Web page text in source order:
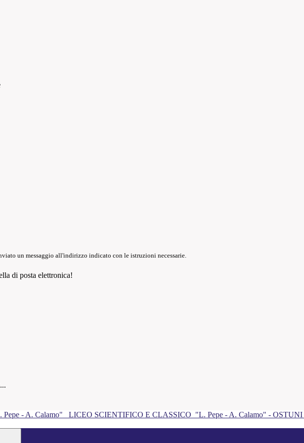
un messaggio all'indirizzo indicato con le istruzioni necessarie.
di posta elettronica!
LICEO SCIENTIFICO E CLASSICO "L. Pepe - A. Calamo" - OSTUNI